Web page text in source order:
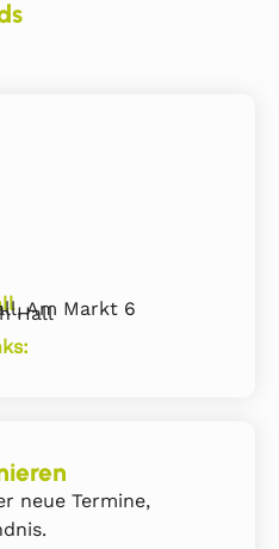
Am Markt 6
Hall
neue Termine,